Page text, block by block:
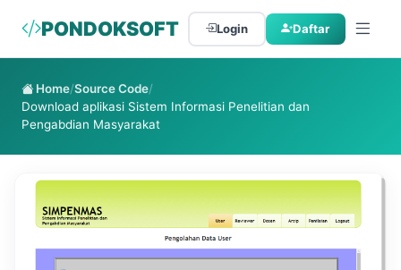
PONDOKSOFT Login Daftar
Home/Source Code/
Download aplikasi Sistem Informasi Penelitian dan
Pengabdian Masyarakat